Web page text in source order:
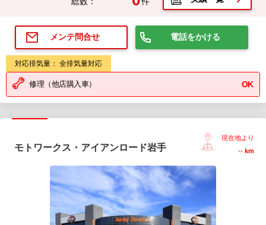
メンテ問合せ 電話をかける
対応排気量： 全排気量対応
修理（他店購入車） OK
モトワークス・アイアンロード岩手
現在地より
-- km